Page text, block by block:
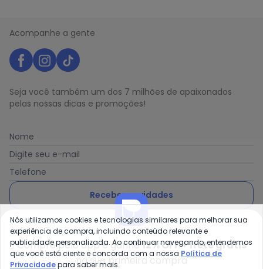
Acompanhe a gente
Seja você também um dos 7 milhões de apaixonados
pelas nossas dicas e promoções!
Nome
Digite seu e-mail
Telefone
Receber novidades
Ao enviar o cadastro, você concorda com a nossa Política
de Privacidade
Compre pelo app e ganhe12% OFF + frete grátis
na sua primeira compra
Nós utilizamos cookies e tecnologias similares para melhorar sua
experiência de compra, incluindo conteúdo relevante e
publicidade personalizada. Ao continuar navegando, entendemos
que você está ciente e concorda com a nossa Política de
Privacidadepara saber mais.